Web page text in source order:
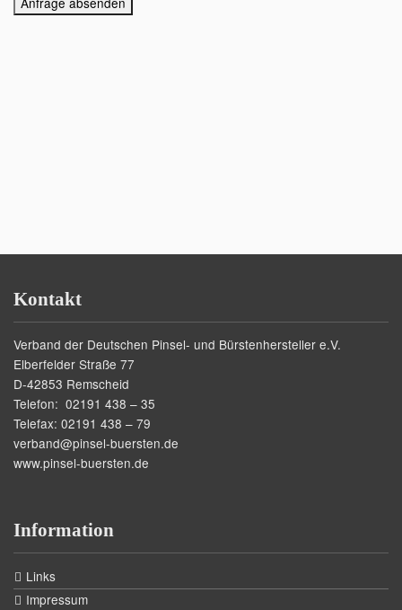
Kontakt
Verband der Deutschen Pinsel- und Bürstenhersteller e.V.
Elberfelder Straße 77
D-42853 Remscheid
Telefon: 02191 438 – 35
Telefax: 02191 438 – 79
verband@pinsel-buersten.de
www.pinsel-buersten.de
Information
Links
Impressum